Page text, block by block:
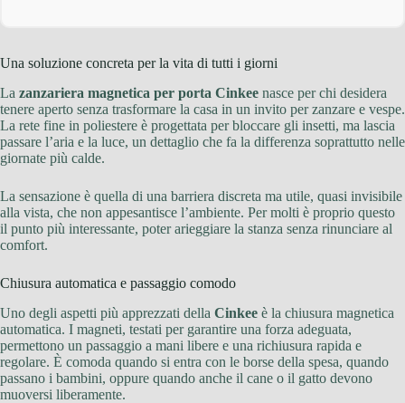
Una soluzione concreta per la vita di tutti i giorni
La zanzariera magnetica per porta Cinkee nasce per chi desidera
tenere aperto senza trasformare la casa in un invito per zanzare e vespe.
La rete fine in poliestere è progettata per bloccare gli insetti, ma lascia
passare l’aria e la luce, un dettaglio che fa la differenza soprattutto nelle
giornate più calde.
La sensazione è quella di una barriera discreta ma utile, quasi invisibile
alla vista, che non appesantisce l’ambiente. Per molti è proprio questo
il punto più interessante, poter arieggiare la stanza senza rinunciare al
comfort.
Chiusura automatica e passaggio comodo
Uno degli aspetti più apprezzati della Cinkee è la chiusura magnetica
automatica. I magneti, testati per garantire una forza adeguata,
permettono un passaggio a mani libere e una richiusura rapida e
regolare. È comoda quando si entra con le borse della spesa, quando
passano i bambini, oppure quando anche il cane o il gatto devono
muoversi liberamente.